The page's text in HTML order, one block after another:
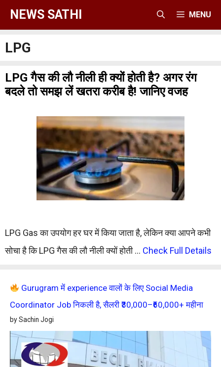
Skip
content
NEWS SATHI MENU
LPG
LPG गैस की लौ नीली ही क्यों होती है? अगर रंग
बदले तो समझ लें खतरा करीब है! जानिए वजह
LPG Gas का उपयोग हर घर में किया जाता है, लेकिन क्या आपने कभी
सोचा है कि LPG गैस की लौ नीली क्यों होती … Check Full Details
Gurugram में experience वालों के लिए Social Media
Coordinator Job निकली है, सैलरी ₹30,000–₹60,000+ महीना
by Sachin Jogi